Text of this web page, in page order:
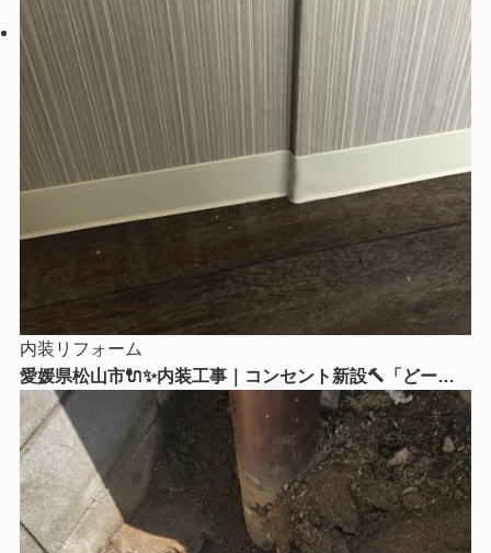
内装リフォーム
愛媛県松山市🔌✨内装工事｜コンセント新設🔨「どーー
してもここにコンセントが欲しい！」そんなお悩みはリ
フォームストアにご相談ください😊